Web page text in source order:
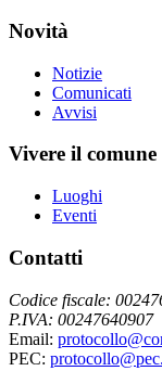
Novità
Notizie
Comunicati
Avvisi
Vivere il comune
Luoghi
Eventi
Contatti
Codice fiscale:
P.IVA: 00247640907
Email:
PEC: